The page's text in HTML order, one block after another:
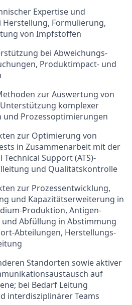
Expertise und
Formulierung,
von Impfstoffen
bei Abweichungs-
Produktimpact- und
zur Auswertung von
komplexer
und Prozessoptimierungen
zur Optimierung von
in Zusammenarbeit mit der
Support (ATS)-
und Qualitätskontrolle
zur Prozessentwicklung,
und Kapazitätserweiterung in
Produktion, Antigen-
Abfüllung in Abstimmung
Abteilungen, Herstellungs-
Standorten sowie aktiver
auf
bei Bedarf Leitung
interdisziplinärer Teams